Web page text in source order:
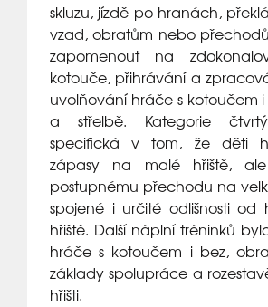
skluzu, jízdě po hranách,
vzad, obratům nebo
zapomenout na
kotouče, přihrávání a
uvolňování hráče s kotoučem
a střelbě. Kategorie
specifická v tom, že děti
zápasy na malé hřiště,
postupnému přechodu na
spojené i určité odlišnosti
hřiště. Další náplní tréninků
hráče s kotoučem i bez,
základy spolupráce a
hřišti.